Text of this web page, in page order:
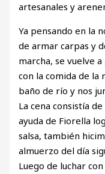
artesanales y
Ya pensando en la
de armar carpas y
marcha, se vuelve
con la comida de la
baño de río y nos
La cena consistía
ayuda de Fiorella
salsa, también
almuerzo del día
Luego de luchar